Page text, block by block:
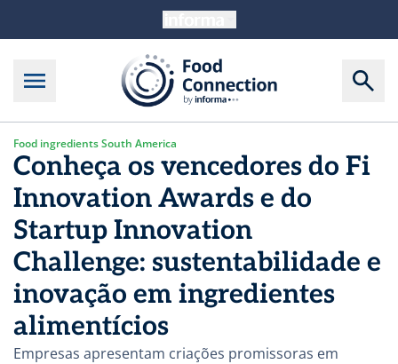
Food ingredients South America
Conheça os vencedores do Fi
Innovation Awards e do
Startup Innovation
Challenge: sustentabilidade e
inovação em ingredientes
alimentícios
Empresas apresentam criações promissoras em